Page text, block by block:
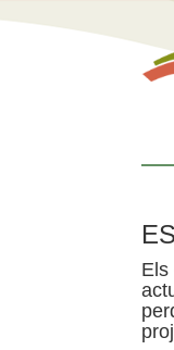
Els